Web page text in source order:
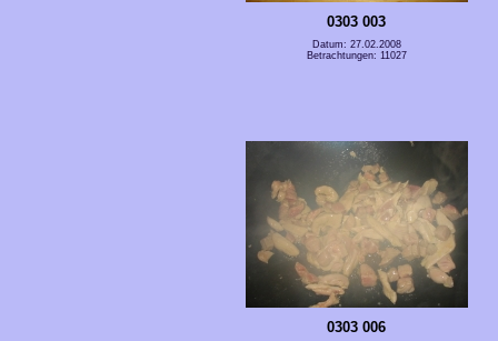
0303 003
Datum: 27.02.2008
Betrachtungen: 11027
0303 006